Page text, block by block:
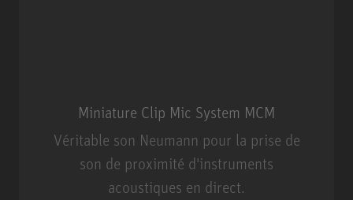
Miniature Clip Mic System MCM
Véritable son Neumann pour la prise de
son de proximité d'instruments
acoustiques en direct.